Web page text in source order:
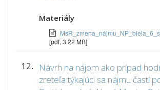
Materiály
[pdf, 3.22 MB]
12.
Návrh na nájom ako prípad
zreteľa týkajúci sa nájmu častí